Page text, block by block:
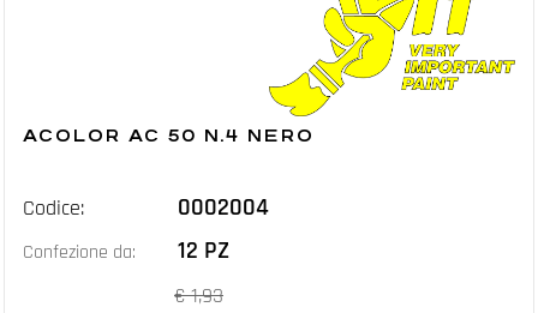
ACOLOR AC 50 N.4 NERO
Codice: 0002004
Confezione da: 12 PZ
€ 1,93